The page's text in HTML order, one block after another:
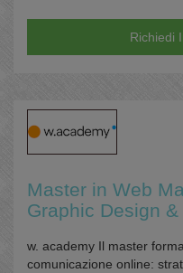
Richiedi
Master in Web
Graphic Design &
w. academy Il master
comunicazione online: